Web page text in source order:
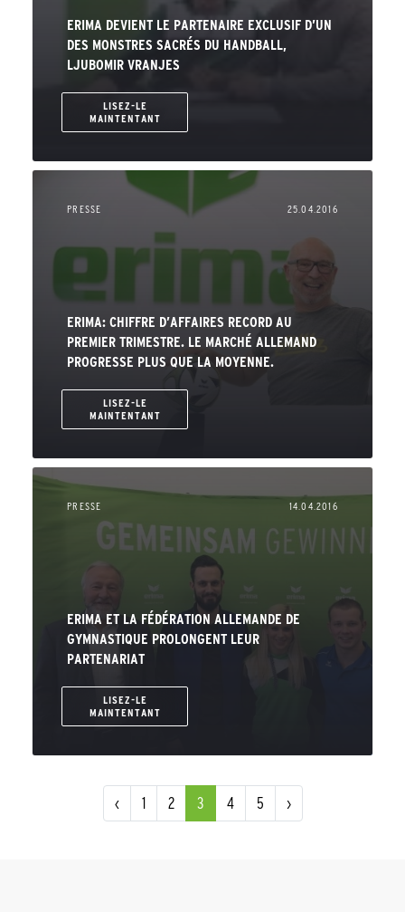
ERIMA DEVIENT LE PARTENAIRE EXCLUSIF D’UN
DES MONSTRES SACRÉS DU HANDBALL,
LJUBOMIR VRANJES
LISEZ-LE
MAINTENTANT
PRESSE 25.04.2016
ERIMA: CHIFFRE D’AFFAIRES RECORD AU
PREMIER TRIMESTRE. LE MARCHÉ ALLEMAND
PROGRESSE PLUS QUE LA MOYENNE.
LISEZ-LE
MAINTENTANT
PRESSE 14.04.2016
ERIMA ET LA FÉDÉRATION ALLEMANDE DE
GYMNASTIQUE PROLONGENT LEUR
PARTENARIAT
LISEZ-LE
MAINTENTANT
‹ 1 2 3 4 5 ›